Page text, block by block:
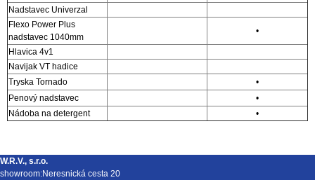
Nadstavec Univerzal
Flexo Power Plus
nadstavec 1040mm
•
Hlavica 4v1
Navijak VT hadice
Tryska Tornado
•
Penový nadstavec
•
Nádoba na detergent
•
W.R.V., s.r.o.
showroom:Neresnická cesta 20